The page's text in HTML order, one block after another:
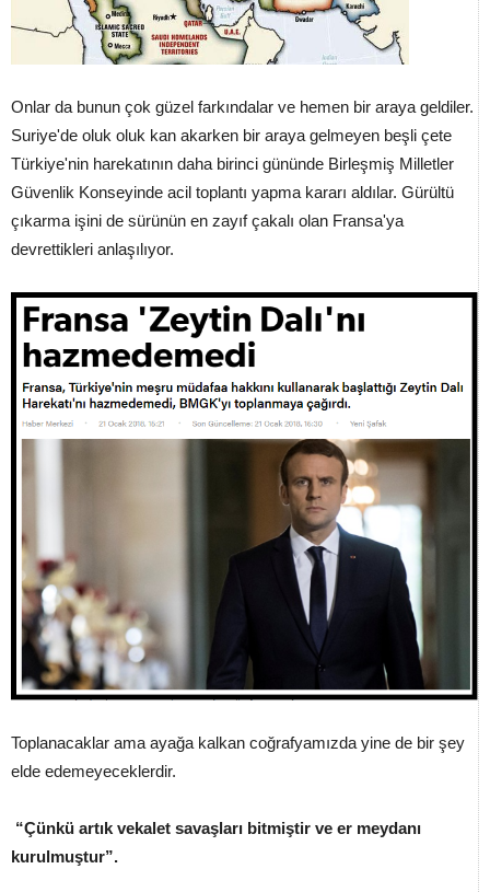
Onlar da bunun çok güzel farkındalar ve hemen bir araya geldiler.
Suriye'de oluk oluk kan akarken bir araya gelmeyen beşli çete
Türkiye'nin harekatının daha birinci gününde Birleşmiş Milletler
Güvenlik Konseyinde acil toplantı yapma kararı aldılar. Gürültü
çıkarma işini de sürünün en zayıf çakalı olan Fransa'ya
devrettikleri anlaşılıyor.
Toplanacaklar ama ayağa kalkan coğrafyamızda yine de bir şey
elde edemeyeceklerdir.
“Çünkü artık vekalet savaşları bitmiştir ve er meydanı
kurulmuştur”.